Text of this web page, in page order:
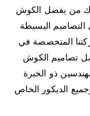
من يفضل الكوش
البسيطة
المتخصصة في
تصاميم الكوش
ذو الخبرة
الديكور الخاص